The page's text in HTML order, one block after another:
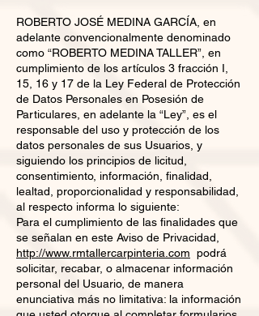
ROBERTO JOSÉ MEDINA GARCÍA, en
adelante convencionalmente denominado
como “ROBERTO MEDINA TALLER”, en
cumplimiento de los artículos 3 fracción I,
15, 16 y 17 de la Ley Federal de Protección
de Datos Personales en Posesión de
Particulares, en adelante la “Ley”, es el
responsable del uso y protección de los
datos personales de sus Usuarios, y
siguiendo los principios de licitud,
consentimiento, información, finalidad,
lealtad, proporcionalidad y responsabilidad,
al respecto informa lo siguiente:
Para el cumplimiento de las finalidades que
se señalan en este Aviso de Privacidad,
http://www.rmtallercarpinteria.com podrá
solicitar, recabar, o almacenar información
personal del Usuario, de manera
enunciativa más no limitativa: la información